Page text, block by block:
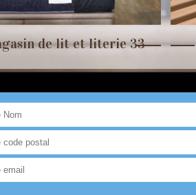
de lit et literie 33